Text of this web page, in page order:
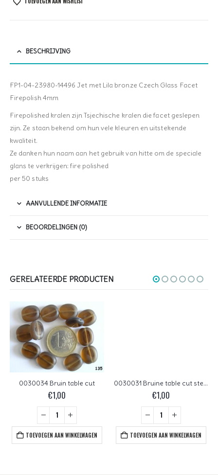
BESCHRIJVING
FP1-04-23980-14496 Jet met Lila bronze Czech Glass Facet
Firepolish 4mm
Firepolished kralen zijn Tsjechische kralen die facet geslepen
zijn. Ze staan bekend om hun vele kleuren en uitstekende
kwaliteit.
Ze danken hun naam aan het gebruik van hitte om de speciale
glans te verkrijgen: fire polished
per 50 stuks
AANVULLENDE INFORMATIE
BEOORDELINGEN (0)
GERELATEERDE PRODUCTEN
0030034 Bruin table cut
€1,00
TOEVOEGEN AAN WINKELWAGEN
0030031 Bruine table cut sterretjes.
€1,00
TOEVOEGEN AAN WINKELWAGEN